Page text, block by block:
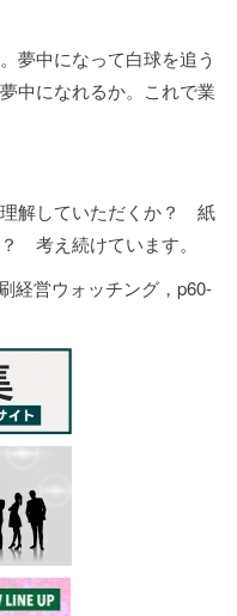
夢中になって白球を追う
中になれるか。これで業
解していただくか？ 紙
考え続けています。
経営ウォッチング，p60-